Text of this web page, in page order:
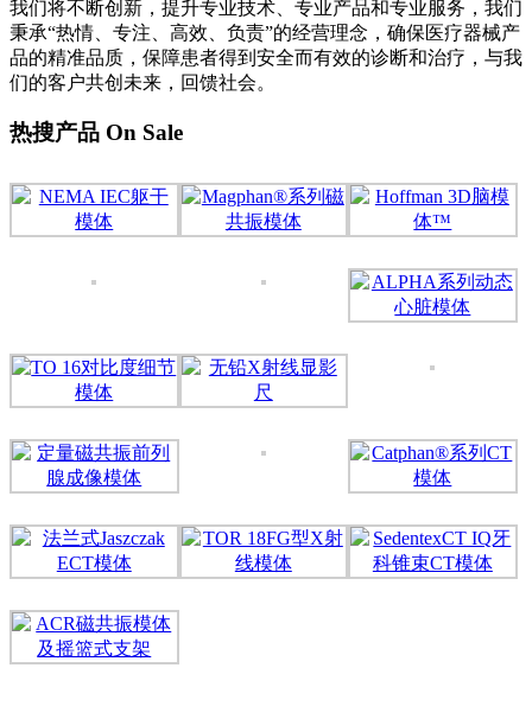
我们将不断创新，提升专业技术、专业产品和专业服务，我们
秉承“热情、专注、高效、负责”的经营理念，确保医疗器械产
品的精准品质，保障患者得到安全而有效的诊断和治疗，与我
们的客户共创未来，回馈社会。
热搜产品 On Sale